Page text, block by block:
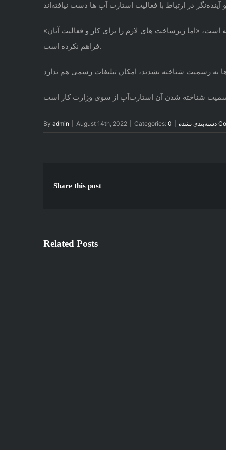
است، «اما زیرساخت های لازم را برای کار و فعالیت آنان»
فراهم نکرده است.
By admin August 14th, 2022 Categories: دسته‌بندی نشده 0
Share this post
Related Posts